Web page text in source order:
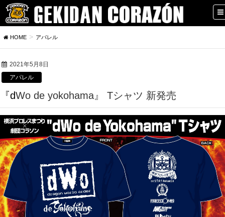
HOME アパレル
2021年5月8日
アパレル
『dWo de yokohama』 Tシャツ 新発売